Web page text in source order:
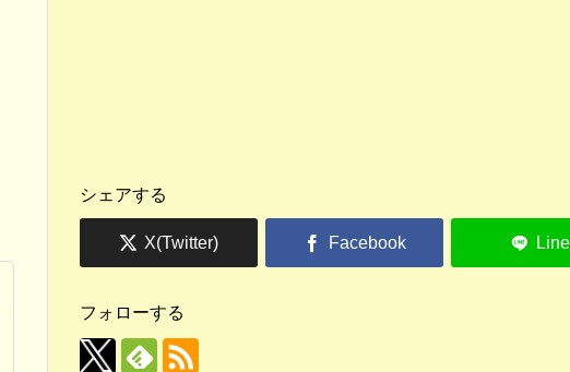
シェアする
フォローする